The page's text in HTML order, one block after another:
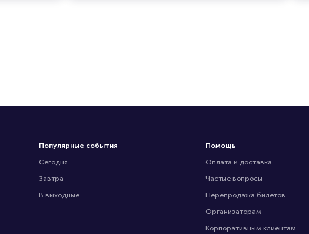
Популярные события
Сегодня
Завтра
В выходные
Помощь
Оплата и доставка
Частые вопросы
Перепродажа билетов
Организаторам
Корпоративным клиентам